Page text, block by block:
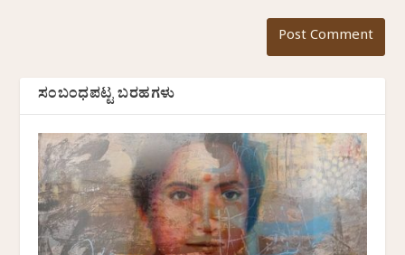
ಸಂಬಂಧಪಟ್ಟ ಬರಹಗಳು